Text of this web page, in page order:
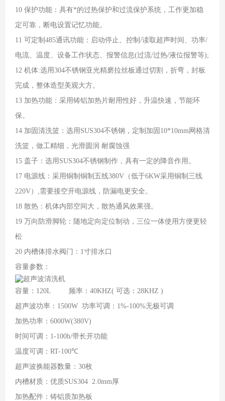
10 保护功能：具有*的过热保护和过流保护系统，工作更加稳
定可靠，断电设置记忆功能。
11 可定制485通讯功能：启动停止、控制/读取超声时间、功率/
电流、温度、设备工作状态、报警信息(过流/过热/液位报警等);
12 机体:选用304不锈钢亚光精磨拉丝板通过切割，折弯，封板
完成，整体造型美观大方。
13 加热功能：采用铸铝加热片耐用性好，升温快速，节能环
保。
14 加固清洗篮：选用SUS304不锈钢，定制加固10*10mm网格清
洗篮，做工精细，光滑圆润 耐腐蚀强
15 盖子：选用SUS304不锈钢制作，具有一定的降音作用。
17 电源线：采用铜制铜制五线380V（低于6KW采用铜制三线
220V）,需要接空开电源线，防漏电更安全。
18 散热：机体内部空间大，散热通风效果强。
19 万向防滑脚轮：随地定向定位制动，三位一体使用方便更轻
松
20 内槽体排水阀门：1寸排水口
容量参数：
容量：120L 频率：40KHZ( 可选：28KHZ )
超声波功率：1500W 功率可调：1%-100%无极可调
加热功率：6000W(380V)
时间可调：1-100h/带长开功能
温度可调：RT-100℃
超声波换能器数量：30枚
内槽材质：优质SUS304 2.0mm厚
加热配件：铸铝质加热板